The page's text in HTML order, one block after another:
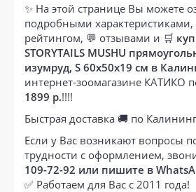
✨ На этой странице Вы можете
подробными характеристиками,
рейтингом, 💬 отзывами и 🛒
STORYTAILS MUSHU
изумруд, S 60x50x19 см в
интернет-зоомагазине КАТИКО
1899 р.!!!!
Быстрая доставка 🚚 по
Если у Вас возникают вопросы
трудности с оформлением,
109-72-92 или пишите в
✅ Работаем для Вас с 2011 года!